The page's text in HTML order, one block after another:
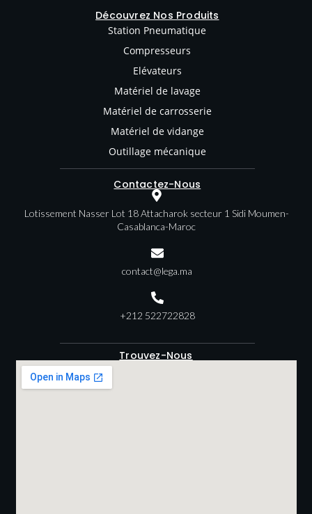
Découvrez Nos Produits
Station Pneumatique
Compresseurs
Elévateurs
Matériel de lavage
Matériel de carrosserie
Matériel de vidange
Outillage mécanique
Contactez-Nous
Lotissement Nasser Lot 18 Attacharok secteur 1 Sidi Moumen-
Casablanca-Maroc
contact@lega.ma
+212 522722828
Trouvez-Nous